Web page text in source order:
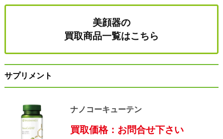
美顔器の
買取商品一覧はこちら
サプリメント
ナノコーキューテン
買取価格：お問合せ下さい